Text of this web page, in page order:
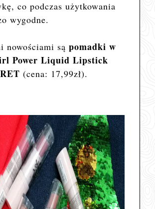
co podczas użytkowania
wygodne.
nowościami sąpomadki w
Power Liquid Lipstick
(cena: 17,99zł).